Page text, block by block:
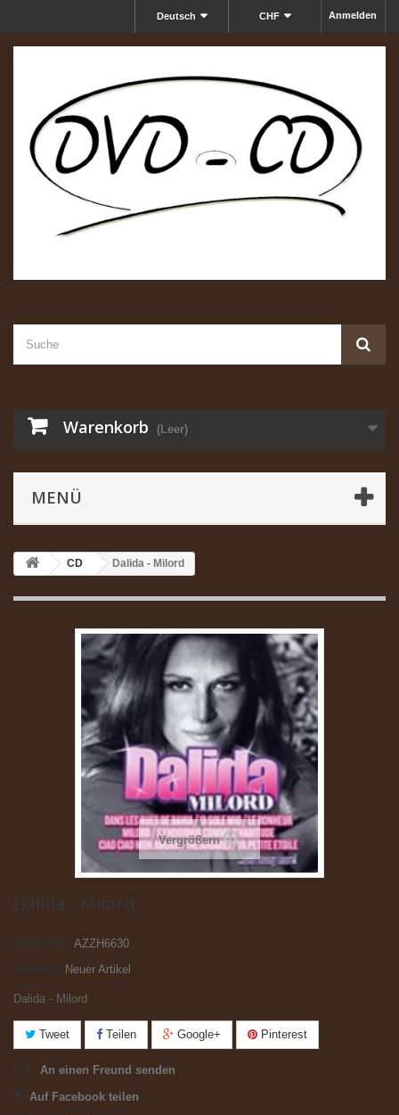
Anmelden
CHF
Deutsch
Warenkorb (Leer)
MENÜ
CD Dalida - Milord
Vergrößern
Dalida - Milord
Artikel-Nr.:
AZZH6630
Zustand:
Neuer Artikel
Dalida - Milord
Tweet Teilen Google+ Pinterest
An einen Freund senden
Auf Facebook teilen